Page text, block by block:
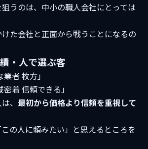
うのは、中小の職人会社にとっては
た会社と正面から戦うことになるの
・人で選ぶ客
者 枚方」
密着 信頼できる」
、 最初から価格より信頼を重視して
の人に頼みたい」と思えるところを